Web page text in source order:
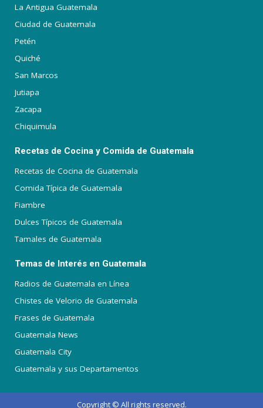
La Antigua Guatemala
Ciudad de Guatemala
Petén
Quiché
San Marcos
Jutiapa
Zacapa
Chiquimula
Recetas de Cocina y Comida de Guatemala
Recetas de Cocina de Guatemala
Comida Típica de Guatemala
Fiambre
Dulces Típicos de Guatemala
Tamales de Guatemala
Temas de Interés en Guatemala
Radios de Guatemala en Línea
Chistes de Velorio de Guatemala
Frases de Guatemala
Guatemala News
Guatemala City
Guatemala y sus Departamentos
Copyright © All rights reserved.